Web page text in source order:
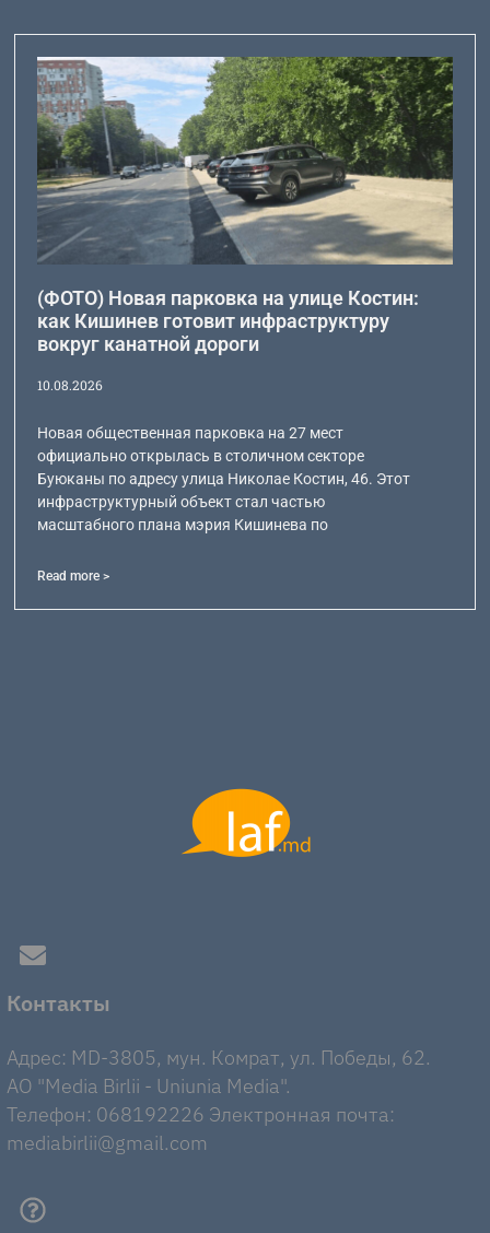
(ФОТО) Новая парковка на улице Костин:
как Кишинев готовит инфраструктуру
вокруг канатной дороги
10.08.2026
Новая общественная парковка на 27 мест
официально открылась в столичном секторе
Буюканы по адресу улица Николае Костин, 46. Этот
инфраструктурный объект стал частью
масштабного плана мэрия Кишинева по
Read more >
Контакты
Адрес: MD-3805, мун. Комрат, ул. Победы, 62.
AO "Media Birlii - Uniunia Media".
Телефон: 068192226 Электронная почта:
mediabirlii@gmail.com